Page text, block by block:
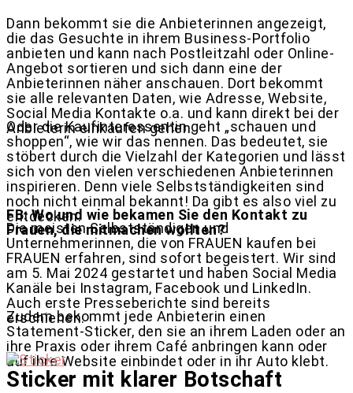
Dann bekommt sie die Anbieterinnen angezeigt,
die das Gesuchte in ihrem Business-Portfolio
anbieten und kann nach Postleitzahl oder Online-
Angebot sortieren und sich dann eine der
Anbieterinnen näher anschauen. Dort bekommt
sie alle relevanten Daten, wie Adresse, Website,
Social Media Kontakte o.a. und kann direkt bei der
Anbieterin einkaufen gehen.
Oder die Kaufinteressentin geht „schauen und
shoppen“, wie wir das nennen. Das bedeutet, sie
stöbert durch die Vielzahl der Kategorien und lässt
sich von den vielen verschiedenen Anbieterinnen
inspirieren. Denn viele Selbstständigkeiten sind
noch nicht einmal bekannt! Da gibt es also viel zu
entdecken.
FB: Wo und wie bekamen Sie den Kontakt zu
Frauen, die mitmachen wollten?
Die meisten Selbstständigen und
Unternehmerinnen, die von FRAUEN kaufen bei
FRAUEN erfahren, sind sofort begeistert. Wir sind
am 5. Mai 2024 gestartet und haben Social Media
Kanäle bei Instagram, Facebook und LinkedIn.
Auch erste Presseberichte sind bereits
erschienen.
Zudem bekommt jede Anbieterin einen
Statement-Sticker, den sie an ihrem Laden oder an
ihre Praxis oder ihrem Café anbringen kann oder
auf ihre Website einbindet oder in ihr Auto klebt.
Sticker mit klarer Botschaft